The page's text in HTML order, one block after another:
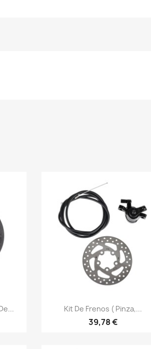
 Vista rápida
Kit De Frenos ( Pinza,...
39,78 €